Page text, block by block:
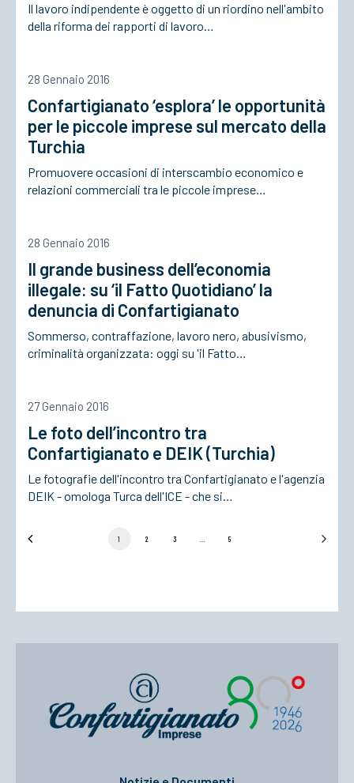
Il lavoro indipendente è oggetto di un riordino nell'ambito
della riforma dei rapporti di lavoro…
28 Gennaio 2016
Confartigianato ‘esplora’ le opportunità
per le piccole imprese sul mercato della
Turchia
Promuovere occasioni di interscambio economico e
relazioni commerciali tra le piccole imprese…
28 Gennaio 2016
Il grande business dell’economia
illegale: su ‘il Fatto Quotidiano’ la
denuncia di Confartigianato
Sommerso, contraffazione, lavoro nero, abusivismo,
criminalità organizzata: oggi su 'il Fatto…
27 Gennaio 2016
Le foto dell’incontro tra
Confartigianato e DEIK (Turchia)
Le fotografie dell'incontro tra Confartigianato e l'agenzia
DEIK - omologa Turca dell'ICE - che si…
1 2 3 5